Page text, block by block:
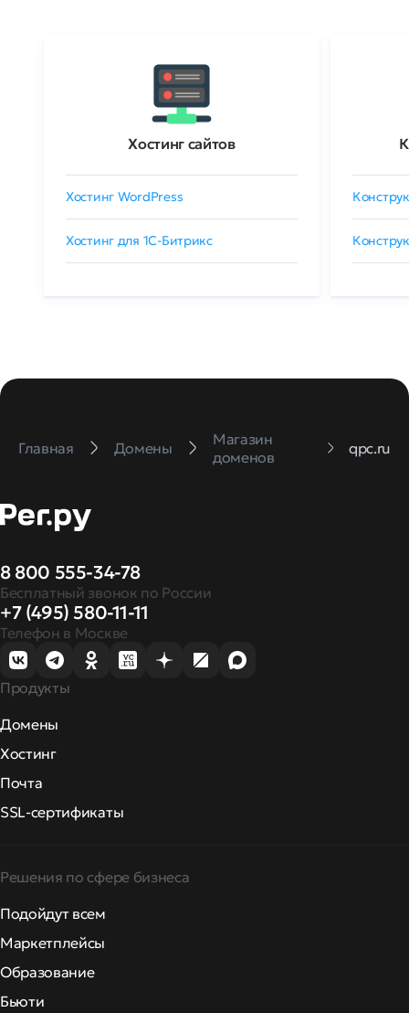
Хостинг сайтов
Хостинг WordPress
Хостинг для 1C-Битрикс
Главная Домены
Магазин
доменов
qpc.ru
8 800 555-34-78
Бесплатный звонок по России
+7 (495) 580-11-11
Телефон в Москве
Продукты
Домены
Хостинг
Почта
SSL-сертификаты
Решения по сфере бизнеса
Подойдут всем
Маркетплейсы
Образование
Бьюти